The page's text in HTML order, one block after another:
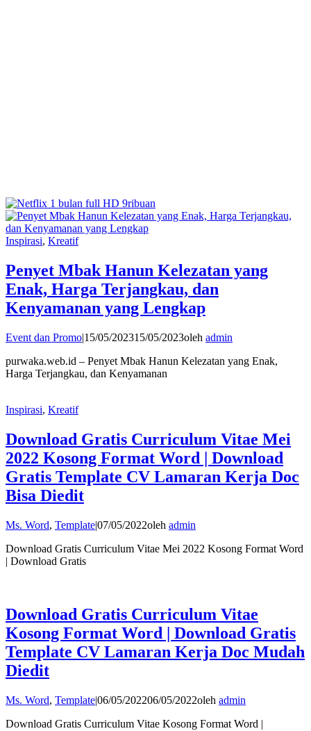
Inspirasi, Kreatif
Penyet Mbak Hanun Kelezatan yang
Enak, Harga Terjangkau, dan
Kenyamanan yang Lengkap
Event dan Promo|15/05/202315/05/2023oleh admin
purwaka.web.id – Penyet Mbak Hanun Kelezatan yang Enak,
Harga Terjangkau, dan Kenyamanan
Inspirasi, Kreatif
Download Gratis Curriculum Vitae Mei
2022 Kosong Format Word | Download
Gratis Template CV Lamaran Kerja Doc
Bisa Diedit
Ms. Word, Template|07/05/2022oleh admin
Download Gratis Curriculum Vitae Mei 2022 Kosong Format Word
| Download Gratis
Download Gratis Curriculum Vitae
Kosong Format Word | Download Gratis
Template CV Lamaran Kerja Doc Mudah
Diedit
Ms. Word, Template|06/05/202206/05/2022oleh admin
Download Gratis Curriculum Vitae Kosong Format Word |